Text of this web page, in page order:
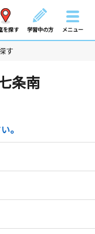
を探す 学習中の方 メニュー
す
条南
。